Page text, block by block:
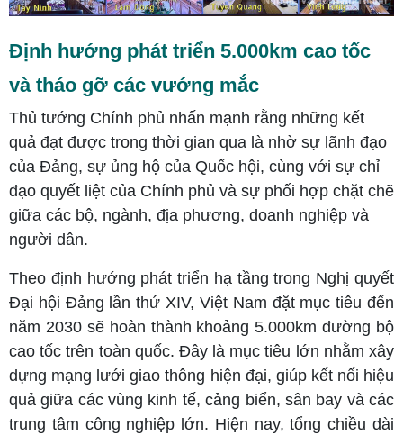
Định hướng phát triển 5.000km cao tốc
và tháo gỡ các vướng mắc
Thủ tướng Chính phủ nhấn mạnh rằng những kết
quả đạt được trong thời gian qua là nhờ sự lãnh đạo
của Đảng, sự ủng hộ của Quốc hội, cùng với sự chỉ
đạo quyết liệt của Chính phủ và sự phối hợp chặt chẽ
giữa các bộ, ngành, địa phương, doanh nghiệp và
người dân.
Theo định hướng phát triển hạ tầng trong Nghị quyết
Đại hội Đảng lần thứ XIV, Việt Nam đặt mục tiêu đến
năm 2030 sẽ hoàn thành khoảng 5.000km đường bộ
cao tốc trên toàn quốc. Đây là mục tiêu lớn nhằm xây
dựng mạng lưới giao thông hiện đại, giúp kết nối hiệu
quả giữa các vùng kinh tế, cảng biển, sân bay và các
trung tâm công nghiệp lớn. Hiện nay, tổng chiều dài